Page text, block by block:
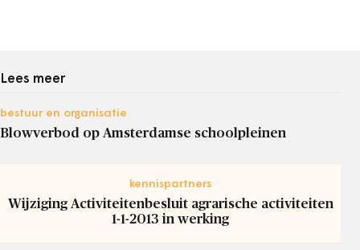
Lees meer
bestuur en organisatie
Blowverbod op Amsterdamse schoolpleinen
kennispartners
Wijziging Activiteitenbesluit agrarische activiteiten
1-1-2013 in werking